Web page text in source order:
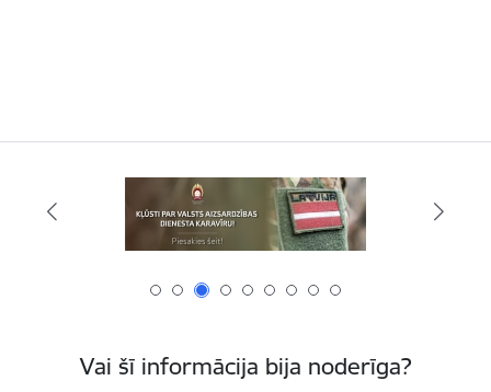
Vai šī informācija bija noderīga?